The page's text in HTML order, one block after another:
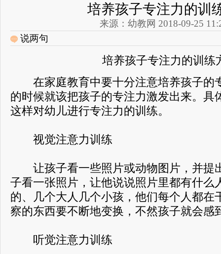
培养孩子专注力的训
来源：幼教网 2018-09-25
说两句
培养孩子专注力的训练
在家庭教育中要十分注意培养孩子的
的时候就该把孩子的专注力激发出来。具
这样对幼儿进行专注力的训练。
视觉注意力训练
让孩子看一些照片或动物图片，并提
子看一张照片，让他说说照片里都有什么
的、几个大人几个小孩，他们每个人都在
察的东西要不断地变换，不然孩子就会感
听觉注意力训练